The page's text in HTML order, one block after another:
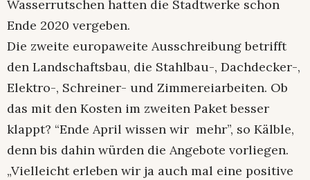
Wasserrutschen hatten die Stadtwerke schon
Ende 2020 vergeben.
Die zweite europaweite Ausschreibung betrifft
den Landschaftsbau, die Stahlbau-, Dachdecker-,
Elektro-, Schreiner- und Zimmereiarbeiten. Ob
das mit den Kosten im zweiten Paket besser
klappt? “Ende April wissen wir mehr”, so Kälble,
denn bis dahin würden die Angebote vorliegen.
„Vielleicht erleben wir ja auch mal eine positive